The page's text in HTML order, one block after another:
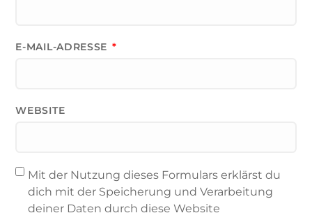
E-MAIL-ADRESSE *
WEBSITE
Mit der Nutzung dieses Formulars erklärst du
dich mit der Speicherung und Verarbeitung
deiner Daten durch diese Website